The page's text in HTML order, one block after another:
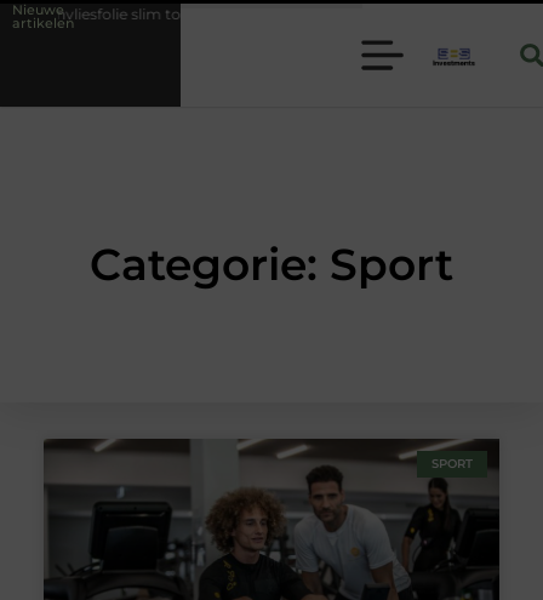
Nieuwe
artikelenslim toepassen binnen moderne folie techniek
Categorie: Sport
SPORT